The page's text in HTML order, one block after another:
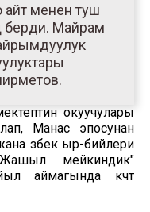
менен туш
берди. Майрам
окуучулары
Манас эпосунан
өзбек ыр-бийлери
мейкиндик"
аймагында көчөт